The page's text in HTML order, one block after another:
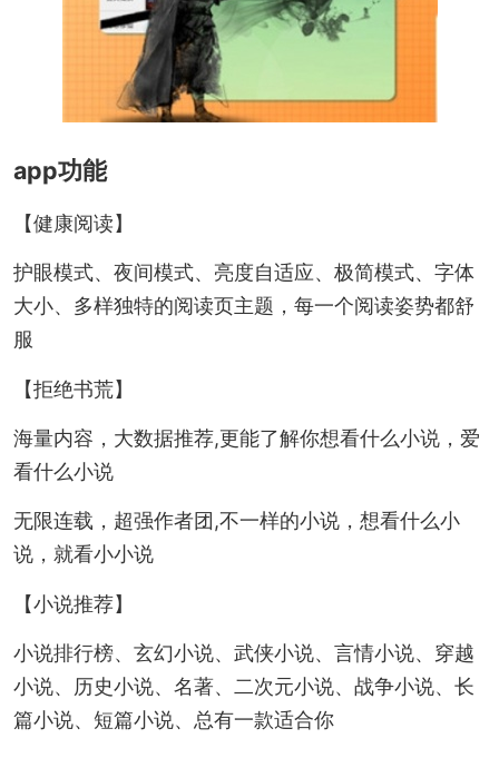
app功能
【健康阅读】
护眼模式、夜间模式、亮度自适应、极简模式、字体
大小、多样独特的阅读页主题，每一个阅读姿势都舒
服
【拒绝书荒】
海量内容，大数据推荐,更能了解你想看什么小说，爱
看什么小说
无限连载，超强作者团,不一样的小说，想看什么小
说，就看小小说
【小说推荐】
小说排行榜、玄幻小说、武侠小说、言情小说、穿越
小说、历史小说、名著、二次元小说、战争小说、长
篇小说、短篇小说、总有一款适合你